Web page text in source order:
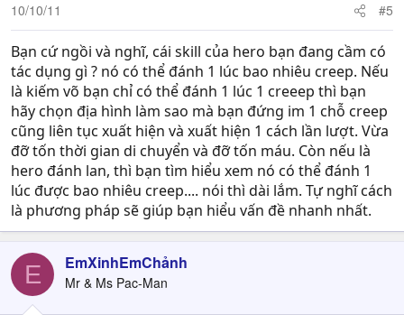
10/10/11 #5
Bạn cứ ngồi và nghĩ, cái skill của hero bạn đang cầm có
tác dụng gì ? nó có thể đánh 1 lúc bao nhiêu creep. Nếu
là kiếm võ bạn chỉ có thể đánh 1 lúc 1 creeep thì bạn
hãy chọn địa hình làm sao mà bạn đứng im 1 chỗ creep
cũng liên tục xuất hiện và xuất hiện 1 cách lần lượt. Vừa
đỡ tốn thời gian di chuyển và đỡ tốn máu. Còn nếu là
hero đánh lan, thì bạn tìm hiểu xem nó có thể đánh 1
lúc được bao nhiêu creep.... nói thì dài lắm. Tự nghĩ cách
là phương pháp sẽ giúp bạn hiểu vấn đề nhanh nhất.
E EmXinhEmChảnh
Mr & Ms Pac-Man